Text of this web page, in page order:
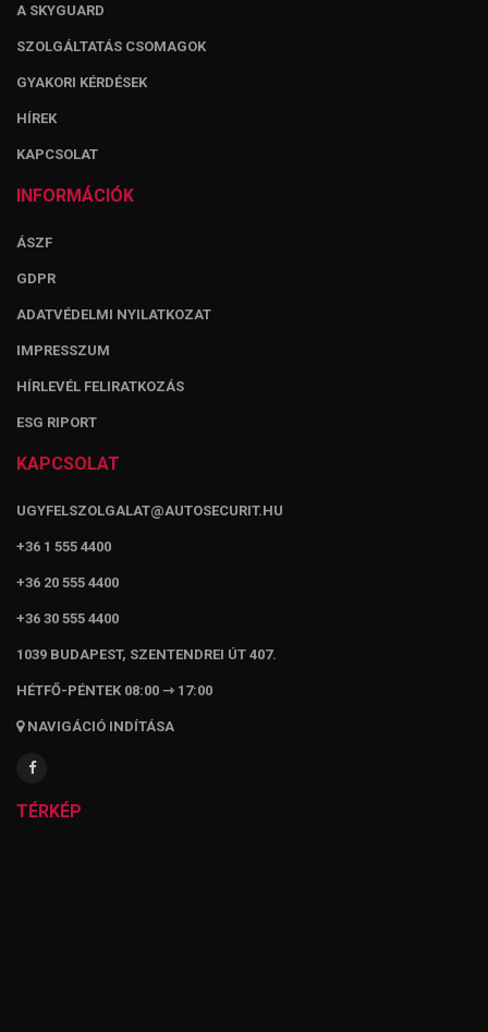
A SKYGUARD
SZOLGÁLTATÁS CSOMAGOK
GYAKORI KÉRDÉSEK
HÍREK
KAPCSOLAT
INFORMÁCIÓK
ÁSZF
GDPR
ADATVÉDELMI NYILATKOZAT
IMPRESSZUM
HÍRLEVÉL FELIRATKOZÁS
ESG RIPORT
KAPCSOLAT
UGYFELSZOLGALAT@AUTOSECURIT.HU
+36 1 555 4400
+36 20 555 4400
+36 30 555 4400
1039 BUDAPEST, SZENTENDREI ÚT 407.
HÉTFŐ-PÉNTEK 08:00 ⇾ 17:00
NAVIGÁCIÓ INDÍTÁSA
TÉRKÉP